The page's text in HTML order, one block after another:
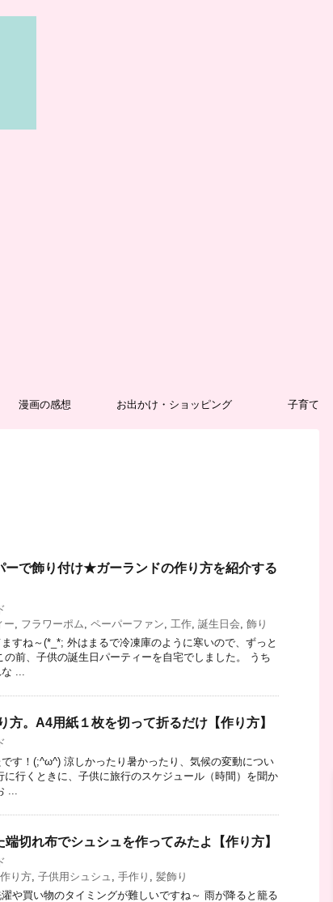
漫画の感想 お出かけ・ショッピング 子育て
ーで飾り付け★ガーランドの作り方を紹介する
ー フラワーポム ペーパーファン 工作 誕生日会 飾り
すね～(*_*; 外はまるで冷凍庫のように寒いので、ずっと
前、子供の誕生日パーティーを自宅でしました。 うち
...
方。A4用紙１枚を切って折るだけ【作り方】
す！(;^ω^) 涼しかったり暑かったり、気候の変動につい
行くときに、子供に旅行のスケジュール（時間）を聞か
...
端切れ布でシュシュを作ってみたよ【作り方】
作り方 子供用シュシュ 手作り
髪飾り
や買い物のタイミングが難しいですね～ 雨が降ると籠る